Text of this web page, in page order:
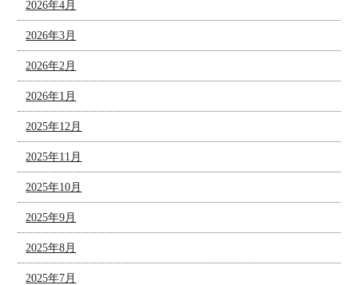
2026年4月
2026年3月
2026年2月
2026年1月
2025年12月
2025年11月
2025年10月
2025年9月
2025年8月
2025年7月